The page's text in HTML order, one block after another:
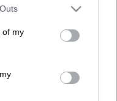
one or more Google
You may click to
its third-party tags to
in below Google
of my
το Bentegodi,
οποίοι
θέσεις τους,
σε
του.